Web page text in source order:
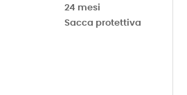
24 mesi
Sacca protettiva